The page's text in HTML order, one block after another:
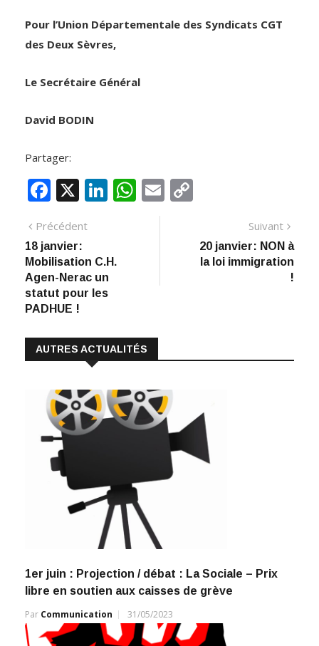
Pour l’Union Départementale des Syndicats CGT
des Deux Sèvres,
Le Secrétaire Général
David BODIN
Partager:
F
e
b
o
o
X Li
e
dI
n
W E
p
y
Navigation
de
l’article
PrécédentArticle
18 janvier:
Mobilisation C.H.
Agen-Nerac un
statut pour les
PADHUE !
Suivant
20 janvier: NON à
la loi immigration
!
AUTRES ACTUALITÉS
1er juin : Projection / débat : La Sociale – Prix
libre en soutien aux caisses de grève
Par Communication 31/05/2023